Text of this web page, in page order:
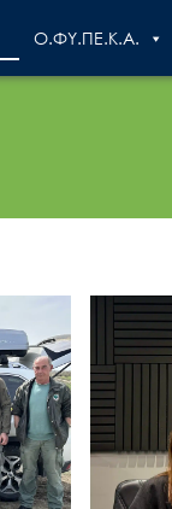
Ο.ΦΥ.ΠΕ.Κ.Α.